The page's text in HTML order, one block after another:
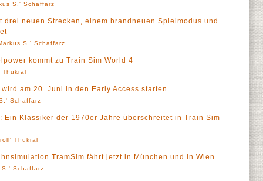
S.' Schaffarz
drei neuen Strecken, einem brandneuen Spielmodus und
S.' Schaffarz
kommt zu Train Sim World 4
Thukral
am 20. Juni in den Early Access starten
Schaffarz
Ein Klassiker der 1970er Jahre überschreitet in Train Sim
Thukral
TramSim fährt jetzt in München und in Wien
S.' Schaffarz